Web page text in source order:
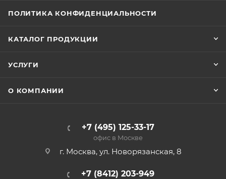
ПОЛИТИКА КОНФИДЕНЦИАЛЬНОСТИ
КАТАЛОГ ПРОДУКЦИИ
УСЛУГИ
О КОМПАНИИ
+7 (495) 125-33-17
офис в Москве
г. Москва, ул. Новорязанская, 8
+7 (8412) 203-949